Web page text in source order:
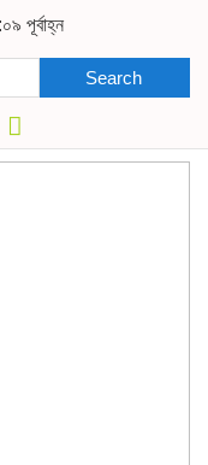
পূর্বাহ্ন
Search